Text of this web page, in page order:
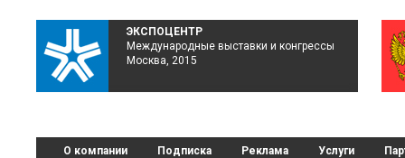
ЭКСПОЦЕНТР
Международные выставки и конгрессы
Москва, 2015
О компании Подписка Реклама Услуги